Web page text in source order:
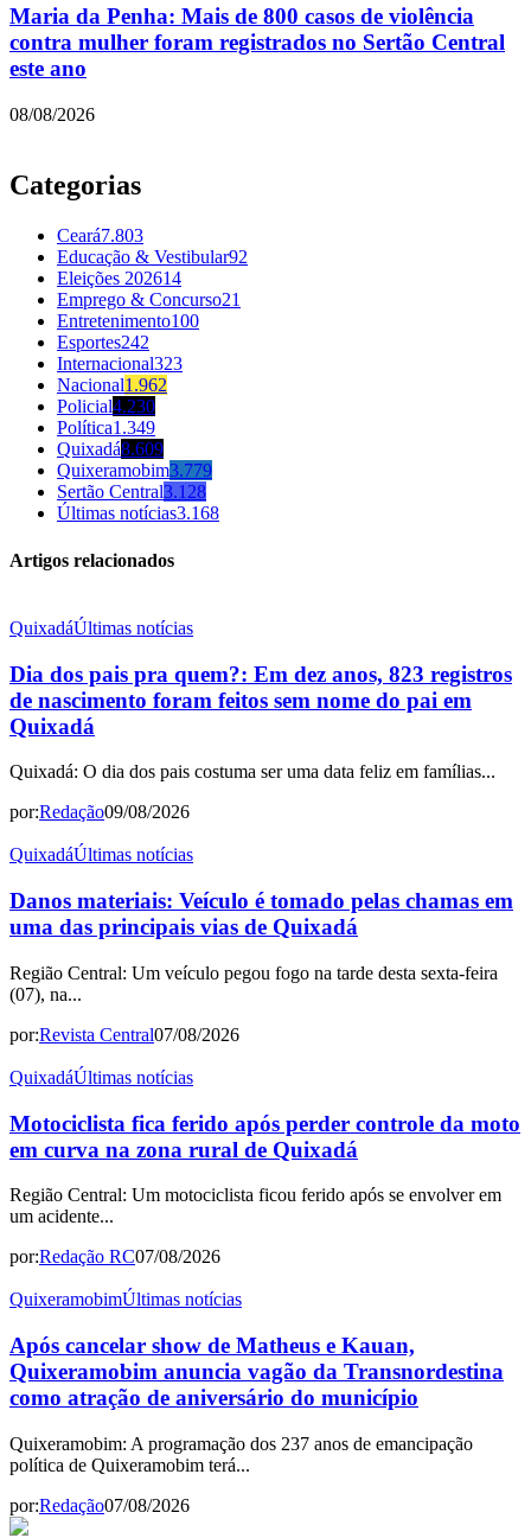
Maria da Penha: Mais de 800 casos de violência
contra mulher foram registrados no Sertão Central
este ano
08/08/2026
Categorias
Ceará7.803
Educação & Vestibular92
Eleições 202614
Emprego & Concurso21
Entretenimento100
Esportes242
Internacional323
Nacional1.962
Policial4.230
Política1.349
Quixadá8.609
Quixeramobim3.779
Sertão Central3.128
Últimas notícias3.168
Artigos relacionados
QuixadáÚltimas notícias
Dia dos pais pra quem?: Em dez anos, 823 registros
de nascimento foram feitos sem nome do pai em
Quixadá
Quixadá: O dia dos pais costuma ser uma data feliz em famílias...
por:Redação09/08/2026
QuixadáÚltimas notícias
Danos materiais: Veículo é tomado pelas chamas em
uma das principais vias de Quixadá
Região Central: Um veículo pegou fogo na tarde desta sexta-feira
(07), na...
por:Revista Central07/08/2026
QuixadáÚltimas notícias
Motociclista fica ferido após perder controle da moto
em curva na zona rural de Quixadá
Região Central: Um motociclista ficou ferido após se envolver em
um acidente...
por:Redação RC07/08/2026
QuixeramobimÚltimas notícias
Após cancelar show de Matheus e Kauan,
Quixeramobim anuncia vagão da Transnordestina
como atração de aniversário do município
Quixeramobim: A programação dos 237 anos de emancipação
política de Quixeramobim terá...
por:Redação07/08/2026